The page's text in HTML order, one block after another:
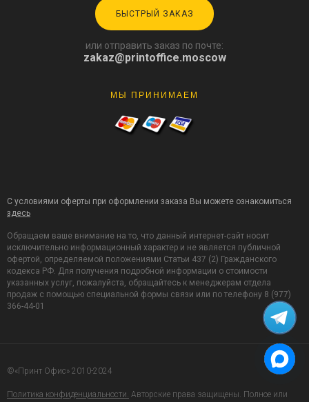
БЫСТРЫЙ ЗАКАЗ
или отправить заказ по почте:
zakaz@printoffice.moscow
МЫ ПРИНИМАЕМ
С условиями оферты при оформлении заказа Вы можете ознакомиться
здесь
Обращаем ваше внимание на то, что данный интернет-сайт носит
исключительно информационный характер и не является публичной
офертой, определяемой положениями Статьи 437 (2) Гражданского
кодекса РФ. Для получения подробной информации о стоимости
указанных услуг, пожалуйста, обращайтесь к менеджерам отдела
продаж с помощью специальной формы связи или по телефону 8 (977)
366-44-01
©«Принт Офис» 2010-2024
Политика конфиденциальности. Авторские права защищены. Полное или